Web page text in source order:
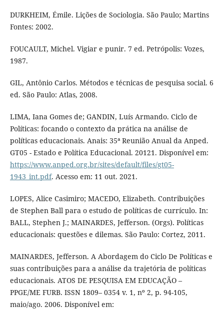
DURKHEIM, Émile. Lições de Sociologia. São Paulo; Martins
Fontes: 2002.
FOUCAULT, Michel. Vigiar e punir. 7 ed. Petrópolis: Vozes,
1987.
GIL, Antônio Carlos. Métodos e técnicas de pesquisa social. 6
ed. São Paulo: Atlas, 2008.
LIMA, Iana Gomes de; GANDIN, Luís Armando. Ciclo de
Políticas: focando o contexto da prática na análise de
políticas educacionais. Anais: 35ª Reunião Anual da Anped.
GT05 - Estado e Política Educacional. 20121. Disponível em:
https://www.anped.org.br/sites/default/files/gt05-
1943_int.pdf. Acesso em: 11 out. 2021.
LOPES, Alice Casimiro; MACEDO, Elizabeth. Contribuições
de Stephen Ball para o estudo de políticas de currículo. In:
BALL, Stephen J.; MAINARDES, Jefferson. (Orgs). Políticas
educacionais: questões e dilemas. São Paulo: Cortez, 2011.
MAINARDES, Jefferson. A Abordagem do Ciclo De Políticas e
suas contribuições para a análise da trajetória de políticas
educacionais. ATOS DE PESQUISA EM EDUCAÇÃO –
PPGE/ME FURB. ISSN 1809– 0354 v. 1, nº 2, p. 94-105,
maio/ago. 2006. Disponível em: